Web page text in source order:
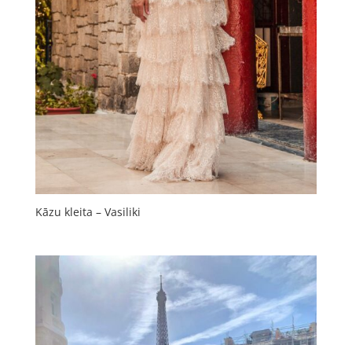
Kāzu kleita – Vasiliki